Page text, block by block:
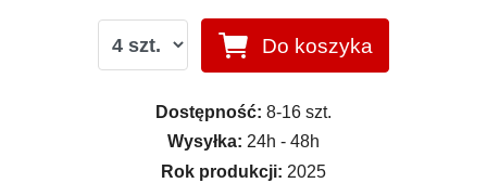
Do koszyka
Dostępność: 8-16 szt.
Wysyłka: 24h - 48h
Rok produkcji: 2025